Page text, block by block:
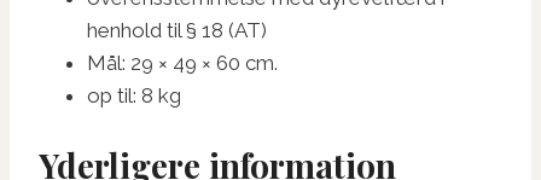
henhold til § 18 (AT)
Mål: 29 × 49 × 60 cm.
op til: 8 kg
Yderligere information